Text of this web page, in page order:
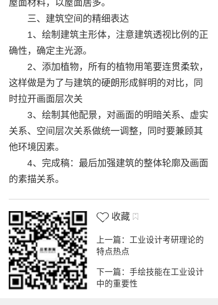
屋面材料，以屋面居多。
三、建筑空间的精细表达
1、绘制建筑主形体，注意建筑透视比例的正
确性，确定主光源。
2、添加植物，所有的植物用笔要连贯柔软，
这样做是为了与建筑的硬朗形成鲜明的对比，同
时拉开画面层次关
3、绘制其他配景，对画面的明暗关系、虚实
关系、空间层次关系做统一调整，同时要兼顾其
他环境因素。
4、完成稿：最后加强建筑的整体轮廓及画面
的素描关系。
收藏
上一篇：工业设计考研理论的
特点热点
下一篇：手绘技能在工业设计
中的重要性